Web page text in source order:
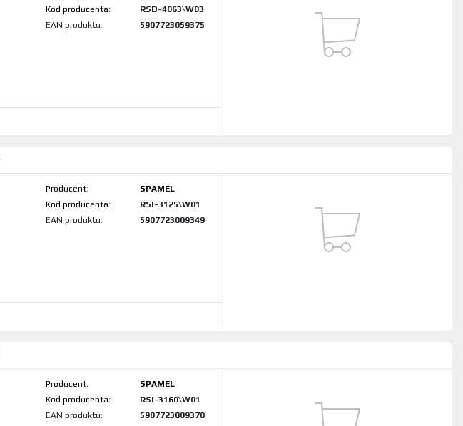
Kod produktu:
RSD-4063\W03
EAN produktu:
5907723059375
Producent:
SPAMEL
Kod produktu:
RSI-3125\W01
EAN produktu:
5907723009349
Producent:
SPAMEL
Kod produktu:
RSI-3160\W01
EAN produktu:
5907723009370